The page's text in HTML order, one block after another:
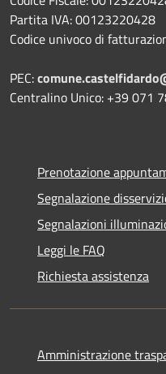
Partita IVA: 00123220428
Codice univoco di
PEC:
Centralino Unico: +39 071
Prenotazione
Segnalazione
Segnalazioni
Leggi le FAQ
Richiesta assistenza
Amministrazione